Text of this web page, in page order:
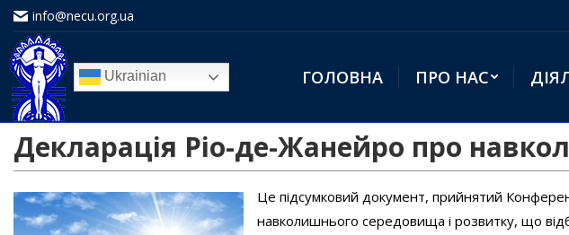
info@necu.org.ua
Ukrainian ГОЛОВНА ПРО НАС
Декларація Ріо-де-Жанейро про
Це підсумковий документ, прийнятий
навколишнього середовища і розвитку, що